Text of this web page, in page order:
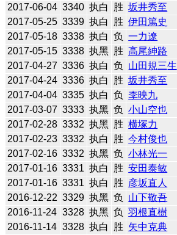
2017-06-04 3340 执白 胜 坂井秀至
2017-05-25 3339 执白 胜 伊田篤史
2017-05-18 3338 执白 负 一力遼
2017-05-15 3338 执黑 胜 高尾紳路
2017-04-27 3336 执白 负 山田規三生
2017-04-24 3336 执白 胜 坂井秀至
2017-04-04 3335 执白 负 李映九
2017-03-07 3333 执黑 负 小山空也
2017-02-28 3332 执黑 胜 横塚力
2017-02-23 3332 执白 胜 今村俊也
2017-02-16 3332 执黑 负 小林光一
2017-01-16 3331 执白 胜 安田泰敏
2017-01-16 3331 执白 胜 彦坂直人
2016-12-22 3329 执黑 负 山下敬吾
2016-11-24 3328 执黑 负 羽根直樹
2016-11-14 3328 执白 胜 矢中克典